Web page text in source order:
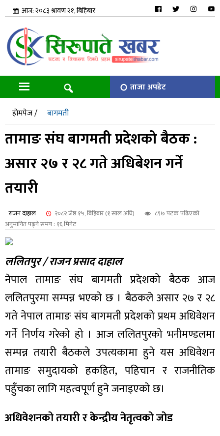
आज: २०८३ श्रावण २१, बिहिबार
ताजा अपडेट
होमपेज /
बागमती
तामाङ संघ बागमती प्रदेशको बैठक :
असार २७ र २८ गते अधिबेशन गर्ने
तयारी
राजन दाहाल २०८२ जेष्ठ १५, बिहिबार (१ साल अघि)
८९७ पटक पढिएको
अनुमानित पढ्ने समय : १६ मिनेट
ललितपुर / राजन प्रसाद दाहाल
नेपाल तामाङ संघ बागमती प्रदेशको बैठक आज
ललितपुरमा सम्पन्न भएको छ । बैठकले असार २७ र २८
गते नेपाल तामाङ संघ बागमती प्रदेशको प्रथम अधिवेशन
गर्ने निर्णय गरेको हो । आज ललितपुरको भनीमण्डलमा
सम्पन्न तयारी बैठकले उपत्यकामा हुने यस अधिवेशन
तामाङ समुदायको हकहित, पहिचान र राजनीतिक
पहुँचका लागि महत्वपूर्ण हुने जनाइएको छ।
अधिवेशनको तयारी र केन्द्रीय नेतृत्वको जोड